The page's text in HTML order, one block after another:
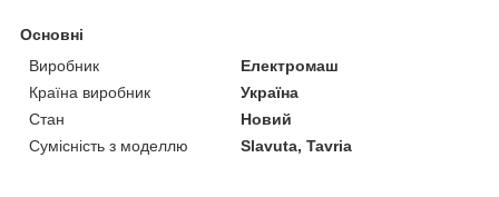
Основні
Виробник
Електромаш
Країна виробник
Україна
Стан
Новий
Сумісність з моделлю
Slavuta, Tavria